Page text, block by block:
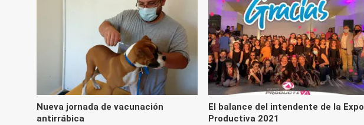
Nueva jornada de vacunación
antirrábica
El balance del intendente de la Expo
Productiva 2021